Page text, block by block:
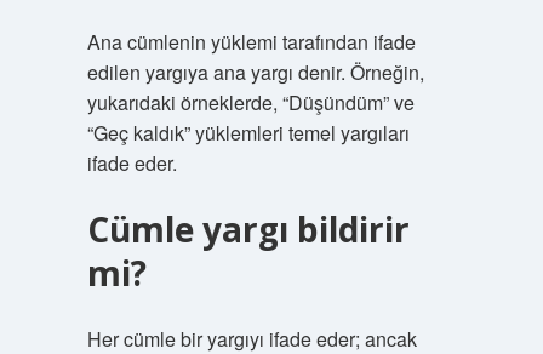
Ana cümlenin yüklemi tarafından ifade
edilen yargıya ana yargı denir. Örneğin,
yukarıdaki örneklerde, “Düşündüm” ve
“Geç kaldık” yüklemleri temel yargıları
ifade eder.
Cümle yargı bildirir
mi?
Her cümle bir yargıyı ifade eder; ancak